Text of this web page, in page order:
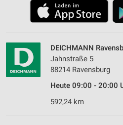
DEICHMANN
Jahnstraße 5
88214 Ravensburg
Heute 09:00 - 20:00
592,24 km